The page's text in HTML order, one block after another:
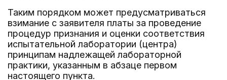
Таким порядком может предусматриваться
взимание с заявителя платы за проведение
процедур признания и оценки соответствия
испытательной лаборатории (центра)
принципам надлежащей лабораторной
практики, указанным в абзаце первом
настоящего пункта.